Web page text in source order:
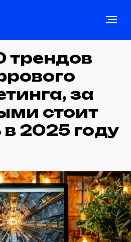
трендов
за
стоит
2025 году